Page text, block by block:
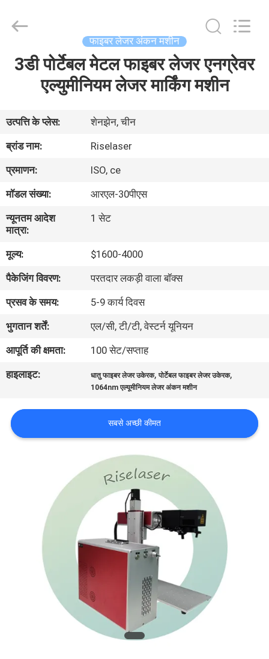
घर
वीआर
शो
हमारे
बारे
कारखाना
भ्रमण
गुणवत्ता
करें
РУССКИЙ
Technology
Rights
Reserved.
फाइबर लेजर अंकन मशीन
3डी पोर्टेबल मेटल फाइबर लेजर एनग्रेवर
एल्युमीनियम लेजर मार्किंग मशीन
उत्पत्ति के प्लेस:
शेनझेन, चीन
ब्रांड नाम:
Riselaser
प्रमाणन:
ISO, ce
मॉडल संख्या:
आरएल-30पीएस
न्यूनतम आदेश
मात्रा:
1 सेट
मूल्य:
$1600-4000
पैकेजिंग विवरण:
परतदार लकड़ी वाला बॉक्स
प्रसव के समय:
5-9 कार्य दिवस
भुगतान शर्तें:
एल/सी, टी/टी, वेस्टर्न यूनियन
आपूर्ति की क्षमता:
100 सेट/सप्ताह
हाइलाइट:
धातु फाइबर लेजर उकेरक,पोर्टेबल फाइबर लेजर उकेरक,
1064nm एल्यूमीनियम लेजर अंकन मशीन
सबसे अच्छी कीमत